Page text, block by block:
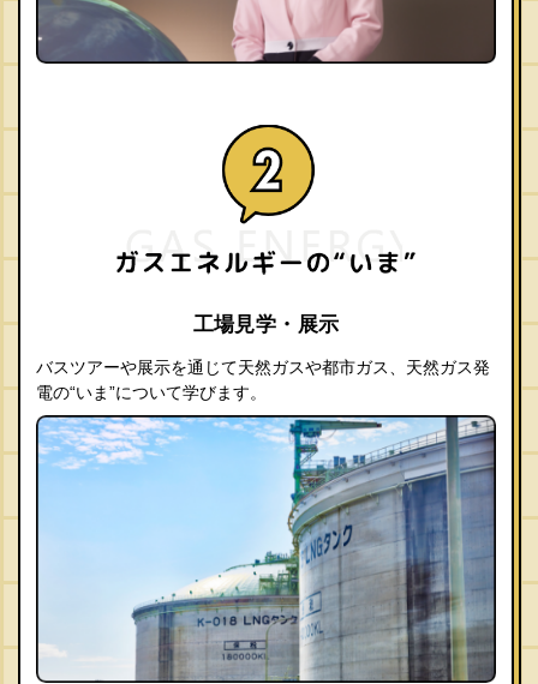
工場見学・展示
バスツアーや展示を通じて天然ガスや都市ガス、天然ガス発
電の“いま”について学びます。